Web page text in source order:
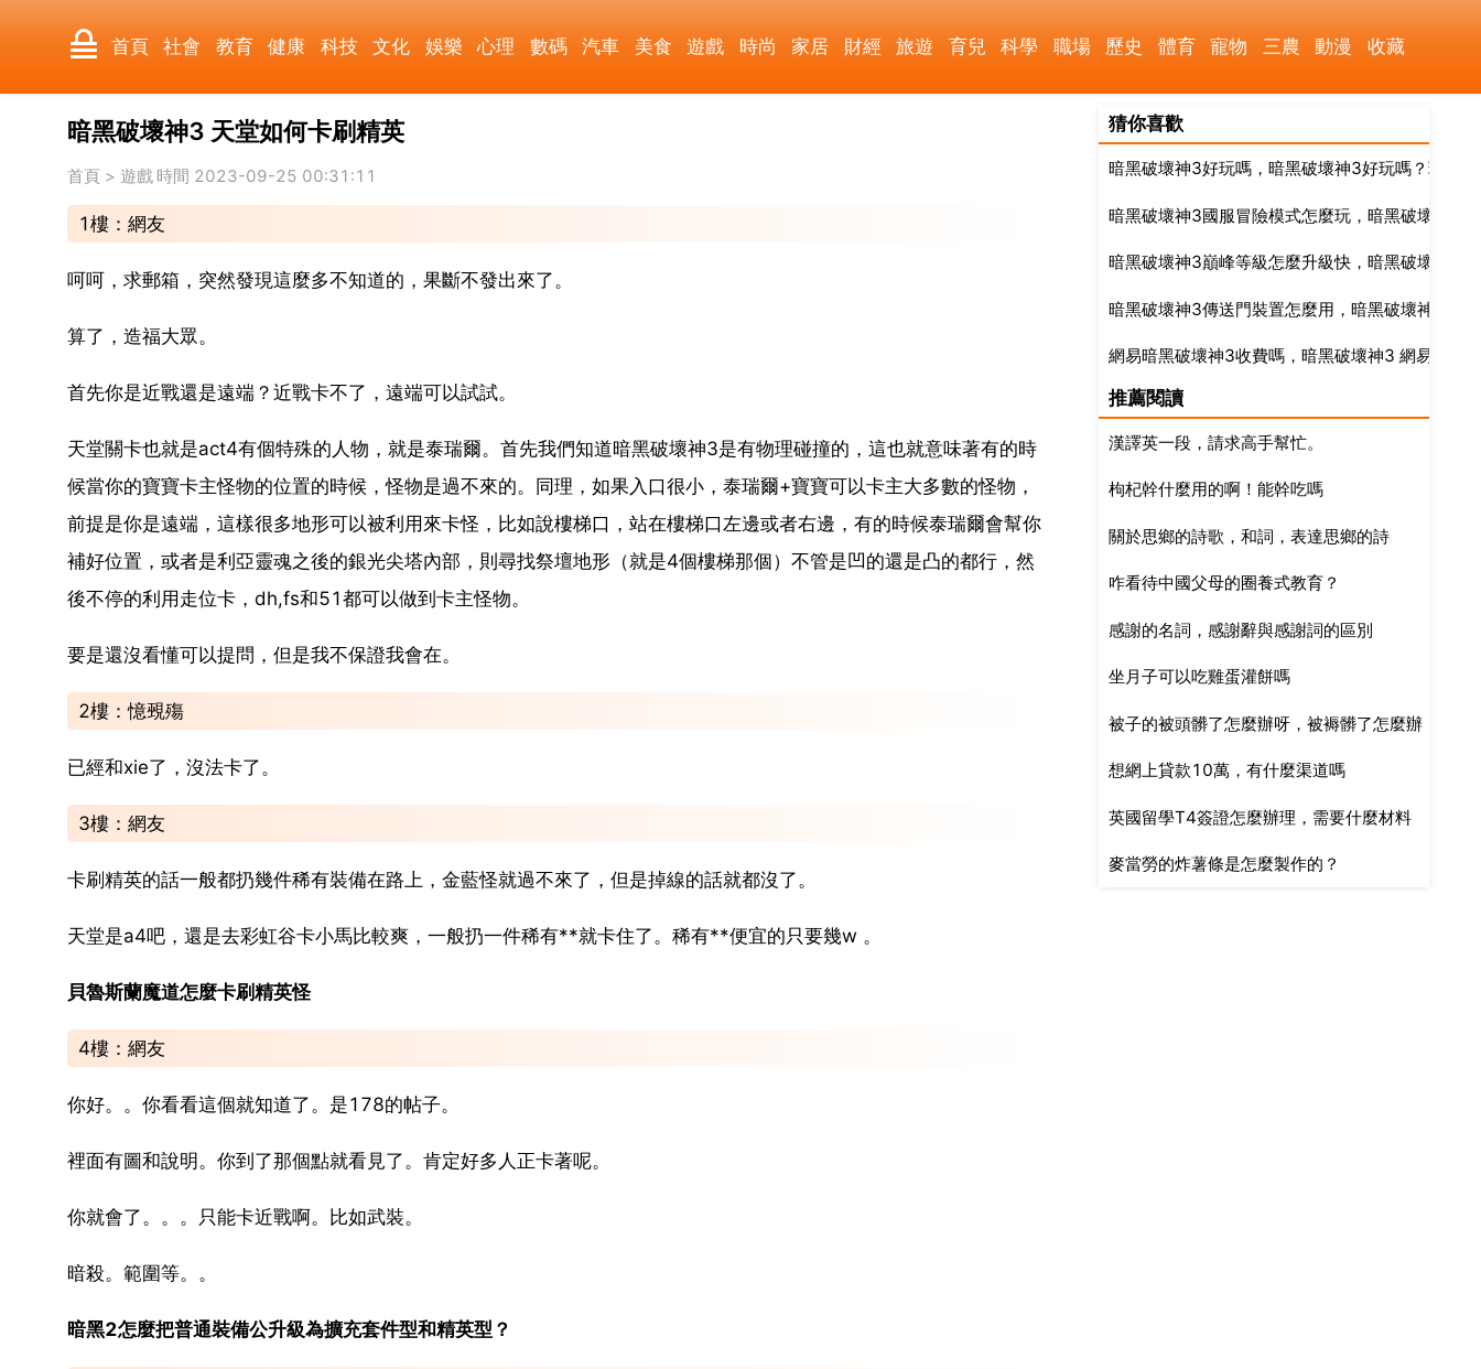
首頁 社會 教育 健康 科技 文化 娛樂 心理 數碼 汽車 美食 遊戲 時尚 家居 財經 旅遊 育兒 科學 職場 歷史 體育 寵物 三農 動漫 收藏
國際 軍事 電影 其它
暗黑破壞神3 天堂如何卡刷精英
首頁 > 遊戲 時間 2023-09-25 00:31:11
1樓：網友
呵呵，求郵箱，突然發現這麼多不知道的，果斷不發出來了。
算了，造福大眾。
首先你是近戰還是遠端？近戰卡不了，遠端可以試試。
天堂關卡也就是act4有個特殊的人物，就是泰瑞爾。首先我們知道暗黑破壞神3是有物理碰撞的，這也就意味著有的時
候當你的寶寶卡主怪物的位置的時候，怪物是過不來的。同理，如果入口很小，泰瑞爾+寶寶可以卡主大多數的怪物，
前提是你是遠端，這樣很多地形可以被利用來卡怪，比如說樓梯口，站在樓梯口左邊或者右邊，有的時候泰瑞爾會幫你
補好位置，或者是利亞靈魂之後的銀光尖塔內部，則尋找祭壇地形（就是4個樓梯那個）不管是凹的還是凸的都行，然
後不停的利用走位卡，dh,fs和51都可以做到卡主怪物。
要是還沒看懂可以提問，但是我不保證我會在。
2樓：憶覡殤
已經和xie了，沒法卡了。
3樓：網友
卡刷精英的話一般都扔幾件稀有裝備在路上，金藍怪就過不來了，但是掉線的話就都沒了。
天堂是a4吧，還是去彩虹谷卡小馬比較爽，一般扔一件稀有**就卡住了。稀有**便宜的只要幾w 。
貝魯斯蘭魔道怎麼卡刷精英怪
4樓：網友
你好。。你看看這個就知道了。是178的帖子。
裡面有圖和說明。你到了那個點就看見了。肯定好多人正卡著呢。
你就會了。。。只能卡近戰啊。比如武裝。
暗殺。範圍等。。
暗黑2怎麼把普通裝備公升級為擴充套件型和精英型？
猜你喜歡
暗黑破壞神3好玩嗎，暗黑破壞神3好玩嗎？玩的人
暗黑破壞神3國服冒險模式怎麼玩，暗黑破壞神3
暗黑破壞神3巔峰等級怎麼升級快，暗黑破壞神3
暗黑破壞神3傳送門裝置怎麼用，暗黑破壞神3邪
網易暗黑破壞神3收費嗎，暗黑破壞神3 網易是怎
推薦閱讀
漢譯英一段，請求高手幫忙。
枸杞幹什麼用的啊！能幹吃嗎
關於思鄉的詩歌，和詞，表達思鄉的詩
咋看待中國父母的圈養式教育？
感謝的名詞，感謝辭與感謝詞的區別
坐月子可以吃雞蛋灌餅嗎
被子的被頭髒了怎麼辦呀，被褥髒了怎麼辦
想網上貸款10萬，有什麼渠道嗎
英國留學T4簽證怎麼辦理，需要什麼材料
麥當勞的炸薯條是怎麼製作的？